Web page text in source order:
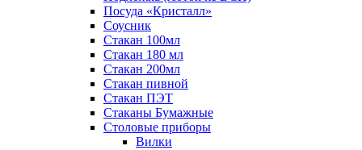
Посуда «Кристалл»
Соусник
Стакан 100мл
Стакан 180 мл
Стакан 200мл
Стакан пивной
Стакан ПЭТ
Стаканы Бумажные
Столовые приборы
Вилки